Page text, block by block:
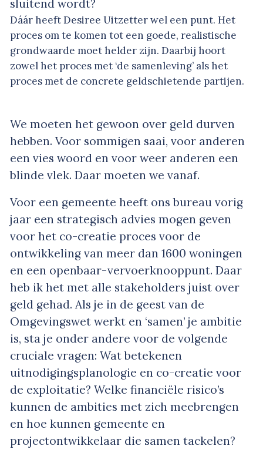
sluitend wordt?
Dáár heeft Desiree Uitzetter wel een punt. Het
proces om te komen tot een goede, realistische
grondwaarde moet helder zijn. Daarbij hoort
zowel het proces met ‘de samenleving’ als het
proces met de concrete geldschietende partijen.
We moeten het gewoon over geld durven
hebben. Voor sommigen saai, voor anderen
een vies woord en voor weer anderen een
blinde vlek. Daar moeten we vanaf.
Voor een gemeente heeft ons bureau vorig
jaar een strategisch advies mogen geven
voor het co-creatie proces voor de
ontwikkeling van meer dan 1600 woningen
en een openbaar-vervoerknooppunt. Daar
heb ik het met alle stakeholders juist over
geld gehad. Als je in de geest van de
Omgevingswet werkt en ‘samen’ je ambitie
is, sta je onder andere voor de volgende
cruciale vragen: Wat betekenen
uitnodigingsplanologie en co-creatie voor
de exploitatie? Welke financiële risico’s
kunnen de ambities met zich meebrengen
en hoe kunnen gemeente en
projectontwikkelaar die samen tackelen?